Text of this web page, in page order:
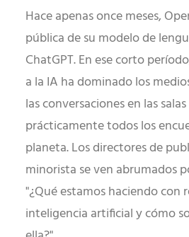
Hace apenas once meses,
pública de su modelo de
ChatGPT. En ese corto
a la IA ha dominado los
las conversaciones en las
prácticamente todos los
planeta. Los directores de
minorista se ven abrumados
"¿Qué estamos haciendo con
inteligencia artificial y cómo